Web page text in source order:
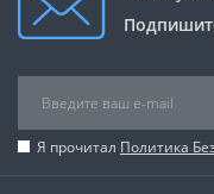
Я прочитал Политика